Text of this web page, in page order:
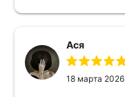
Ася
18 марта 2026